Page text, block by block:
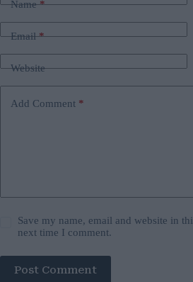
Name*
Email*
Website
Add Comment *
Save my name, email and website in
next time I comment.
Post Comment